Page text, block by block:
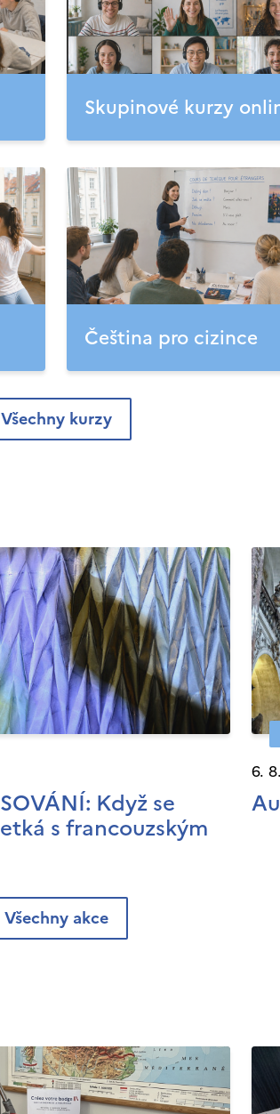
Skupinové kurzy
Čeština pro cizince
Všechny kurzy
Když se
s francouzským
6.
Všechny akce